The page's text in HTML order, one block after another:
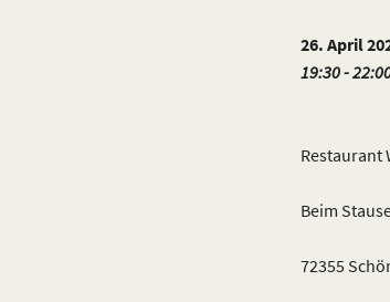
26. April
19:30 -
Restaurant
Beim
72355